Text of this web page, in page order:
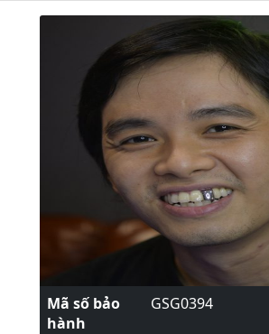
Mã số bảo
hành
GSG0394